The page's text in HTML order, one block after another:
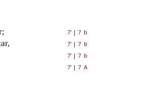
7'| 7 b
7'| 7 b
7'| 7 b
7'| 7 A